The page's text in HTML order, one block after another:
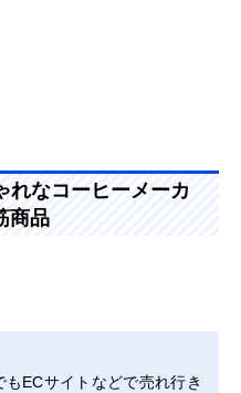
れなコーヒーメーカ
商品
ECサイトなどで売れ行き